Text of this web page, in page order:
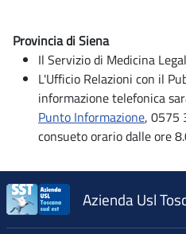
Provincia di Siena
Il Servizio di Medicina
L'Ufficio Relazioni con il
informazione telefonica
Punto Informazione, 0575
consueto orario dalle ore
Azienda Usl